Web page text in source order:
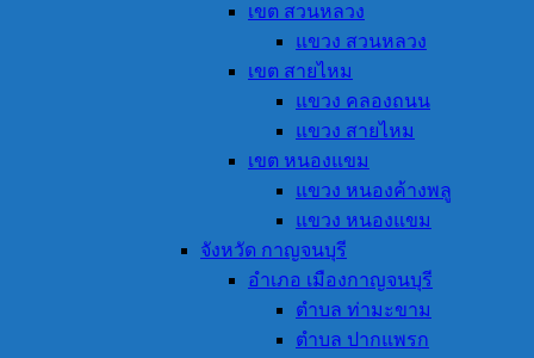
เขต สวนหลวง
แขวง สวนหลวง
เขต สายไหม
แขวง คลองถนน
แขวง สายไหม
เขต หนองแขม
แขวง หนองค้างพลู
แขวง หนองแขม
จังหวัด กาญจนบุรี
อำเภอ เมืองกาญจนบุรี
ตำบล ท่ามะขาม
ตำบล ปากแพรก